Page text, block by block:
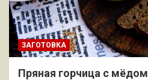
ЗАГОТОВКА
Пряная горчица с мёдом